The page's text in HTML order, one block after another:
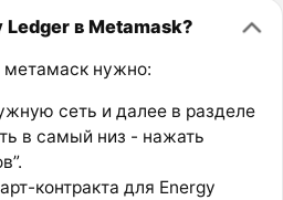
в Metamask?
метамаск нужно:
сеть и далее в разделе
в самый низ - нажать
контракта для Energy